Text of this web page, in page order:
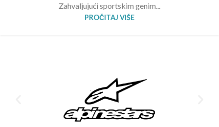
Zahvaljujući sportskim genim...
PROČITAJ VIŠE